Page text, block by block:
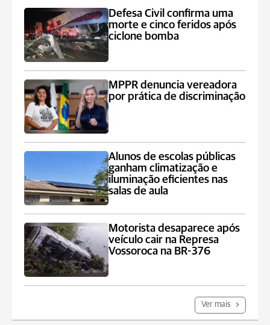
Defesa Civil confirma uma
morte e cinco feridos após
ciclone bomba
MPPR denuncia vereadora
por prática de discriminação
Alunos de escolas públicas
ganham climatização e
iluminação eficientes nas
salas de aula
Motorista desaparece após
veículo cair na Represa
Vossoroca na BR-376
Ver mais